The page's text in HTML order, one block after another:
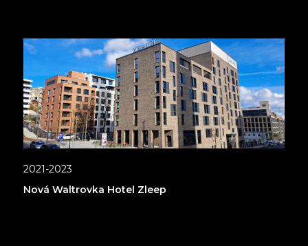
2021-2023
Nová Waltrovka Hotel Zleep